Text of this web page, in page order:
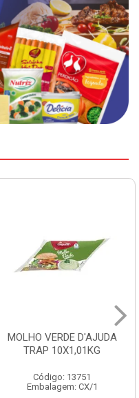
MOLHO VERDE D'AJUDA
TRAP 10X1,01KG
Código: 13751
Embalagem: CX/1